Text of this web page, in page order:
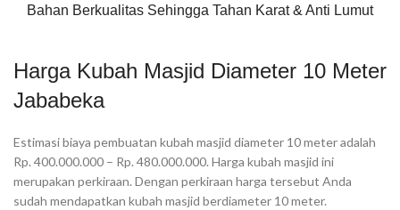
Bahan Berkualitas Sehingga Tahan Karat & Anti Lumut
Harga Kubah Masjid Diameter 10 Meter
Jababeka
Estimasi biaya pembuatan kubah masjid diameter 10 meter adalah
Rp. 400.000.000 – Rp. 480.000.000. Harga kubah masjid ini
merupakan perkiraan. Dengan perkiraan harga tersebut Anda
sudah mendapatkan kubah masjid berdiameter 10 meter.